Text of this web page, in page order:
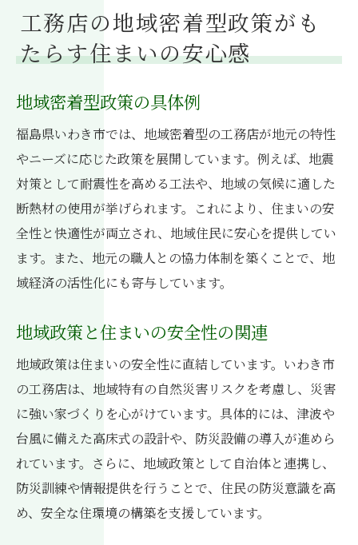
工務店の地域密着型政策がも
たらす住まいの安心感
地域密着型政策の具体例
福島県いわき市では、地域密着型の工務店が地元の特性
やニーズに応じた政策を展開しています。例えば、地震
対策として耐震性を高める工法や、地域の気候に適した
断熱材の使用が挙げられます。これにより、住まいの安
全性と快適性が両立され、地域住民に安心を提供してい
ます。また、地元の職人との協力体制を築くことで、地
域経済の活性化にも寄与しています。
地域政策と住まいの安全性の関連
地域政策は住まいの安全性に直結しています。いわき市
の工務店は、地域特有の自然災害リスクを考慮し、災害
に強い家づくりを心がけています。具体的には、津波や
台風に備えた高床式の設計や、防災設備の導入が進めら
れています。さらに、地域政策として自治体と連携し、
防災訓練や情報提供を行うことで、住民の防災意識を高
め、安全な住環境の構築を支援しています。